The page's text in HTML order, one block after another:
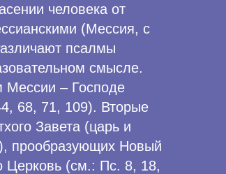
человека от
(Мессия, с
псалмы
смысле.
Мессии – Господе
68, 71, 109). Вторые
Завета (царь и
прообразующих Новый
Церковь (см.: Пс. 8, 18,